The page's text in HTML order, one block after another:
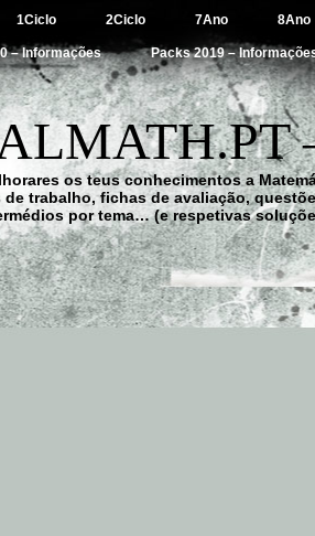
1Ciclo 2Ciclo 7Ano 8Ano
– Informações Packs 2019 –
os teus conhecimentos a
trabalho, fichas de avaliação,
por tema… (e respetivas